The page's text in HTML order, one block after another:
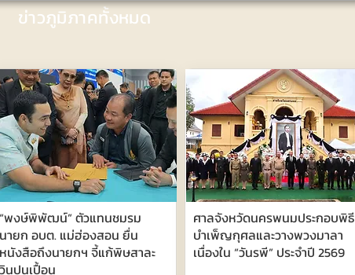
ข่าวภูมิภาคทั้งหมด
“พงษ์พิพัฒน์” ตัวแทนชมรม
นายก อบต. แม่ฮ่องสอน ยื่น
หนังสือถึงนายกฯ จี้แก้พิษสาละ
วินปนเปื้อน
ศาลจังหวัดนครพนมประกอบพิธี
บำเพ็ญกุศลและวางพวงมาลา
เนื่องใน “วันรพี” ประจำปี 2569